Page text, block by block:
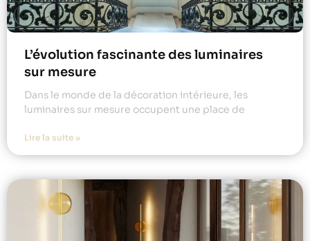
L’évolution fascinante des luminaires
sur mesure
Dans le monde de la décoration intérieure, les
luminaires sur mesure occupent une place de
Lire la suite »